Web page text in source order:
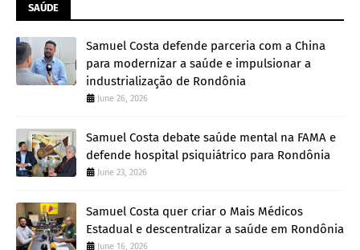
SAÚDE
Samuel Costa defende parceria com a China
para modernizar a saúde e impulsionar a
industrialização de Rondônia
June 26, 2026
Samuel Costa debate saúde mental na FAMA e
defende hospital psiquiátrico para Rondônia
June 23, 2026
Samuel Costa quer criar o Mais Médicos
Estadual e descentralizar a saúde em Rondônia
June 16, 2026